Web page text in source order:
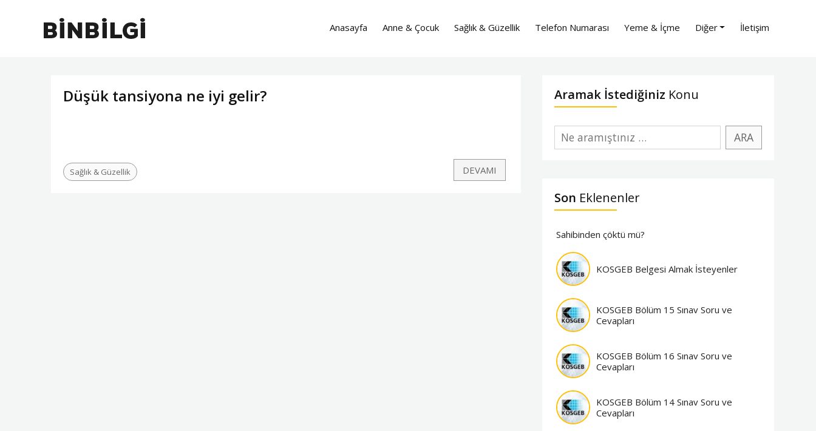
Anasayfa Anne & Çocuk Sağlık & Güzellik Telefon Numarası Yeme & İçme Diğer İletişim
Düşük tansiyona ne iyi gelir?
Sağlık & Güzellik DEVAMI
Aramak İstediğiniz Konu
Son Eklenenler
Sahibinden çöktü mü?
KOSGEB Belgesi Almak İsteyenler
KOSGEB Bölüm 15 Sınav Soru ve
Cevapları
KOSGEB Bölüm 16 Sınav Soru ve
Cevapları
KOSGEB Bölüm 14 Sınav Soru ve
Cevapları